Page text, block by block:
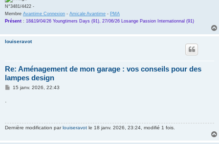
N°3481/4422 -
Membre Avantime Connexion - Amicale Avantime - PMA
Présent : 18&19/04/26 Youngtimers Days (91), 27/06/26 Losange Passion Internationnal (91)
louiseravot
Re: Aménagement de mon garage : vos conseils pour des
lampes design
M
e
15 janv. 2026, 22:43
Dernière modification parlouiseravot le 18 janv. 2026, 23:24, modifié 1 fois.